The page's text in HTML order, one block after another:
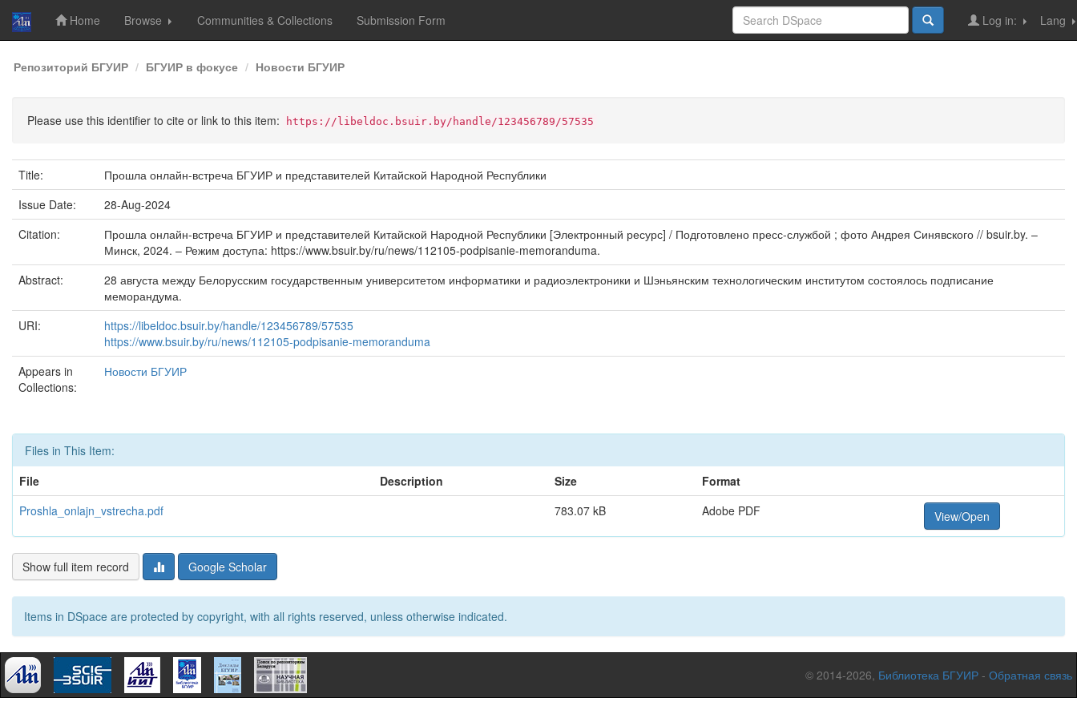
Skip
navigation
Home Browse Communities & Collections Submission Form Lang
Log in:
Репозиторий БГУИР БГУИР в фокусе Новости БГУИР
Please use this identifier to cite or link to this item: https://libeldoc.bsuir.by/handle/123456789/57535
Title:
Прошла онлайн-встреча БГУИР и представителей Китайской Народной Республики
Issue Date:
28-Aug-2024
Citation:
Прошла онлайн-встреча БГУИР и представителей Китайской Народной Республики [Электронный ресурс] / Подготовлено пресс-службой ; фото Андрея Синявского // bsuir.by. –
Минск, 2024. – Режим доступа: https://www.bsuir.by/ru/news/112105-podpisanie-memoranduma.
Abstract:
28 августа между Белорусским государственным университетом информатики и радиоэлектроники и Шэньянским технологическим институтом состоялось подписание
меморандума.
URI:
https://libeldoc.bsuir.by/handle/123456789/57535
https://www.bsuir.by/ru/news/112105-podpisanie-memoranduma
Appears in
Collections:
Новости БГУИР
Files in This Item:
File
Description Size
Format
Proshla_onlajn_vstrecha.pdf
783.07 kB Adobe PDF View/Open
Show full item record Google Scholar
Items in DSpace are protected by copyright, with all rights reserved, unless otherwise indicated.
© 2014-2026, Библиотека БГУИР - Обратная связь